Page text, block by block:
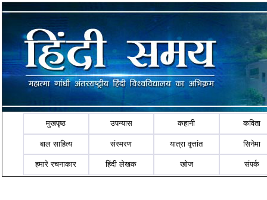
मुखपृष्ठ उपन्यास कहानी कविता
बाल साहित्य संस्मरण यात्रा वृत्तांत सिनेमा
हमारे रचनाकार हिंदी लेखक खोज संपर्क